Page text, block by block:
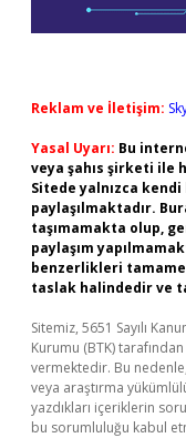
Reklam ve İletişim:
Yasal Uyarı: Bu
veya şahıs şirketi ile
Sitede yalnızca kendi
paylaşılmaktadır.
taşımamakta olup,
paylaşım
benzerlikleri
taslak halindedir ve
Sitemiz, 5651 Sayılı
Kurumu (BTK)
vermektedir. Bu
veya araştırma
yazdıkları içeriklerin
bu sorumluluğu kabul